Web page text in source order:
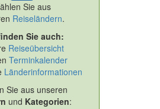
Sie aus
Reiseländern.
Sie auch:
Reiseübersicht
Terminkalender
Länderinformationen
Sie aus unseren
und Kategorien: